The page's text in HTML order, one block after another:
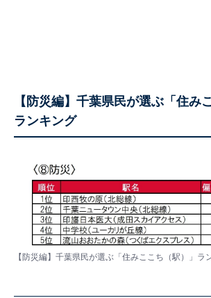
【防災編】千葉県民が選ぶ「住み
ランキング
【防災編】千葉県民が選ぶ「住みここち（駅）」ラ